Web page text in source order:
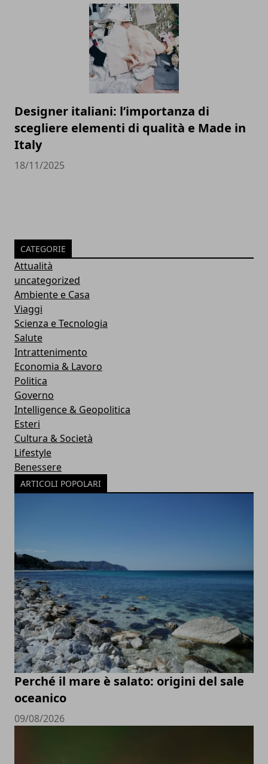
Designer italiani: l’importanza di
scegliere elementi di qualità e Made in
Italy
18/11/2025
CATEGORIE
Attualità
uncategorized
Ambiente e Casa
Viaggi
Scienza e Tecnologia
Salute
Intrattenimento
Economia & Lavoro
Politica
Governo
Intelligence & Geopolitica
Esteri
Cultura & Società
Lifestyle
Benessere
ARTICOLI POPOLARI
Perché il mare è salato: origini del sale
oceanico
09/08/2026